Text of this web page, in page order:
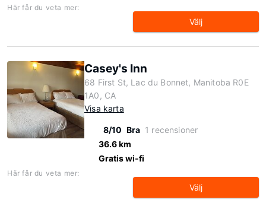
Här får du veta mer:
Välj
Casey's Inn
68 First St, Lac du Bonnet, Manitoba R0E
1A0, CA
Visa karta
8/10 Bra 1 recensioner
36.6 km
Gratis wi-fi
Här får du veta mer:
Välj